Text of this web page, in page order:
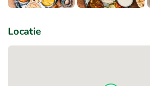
Locatie